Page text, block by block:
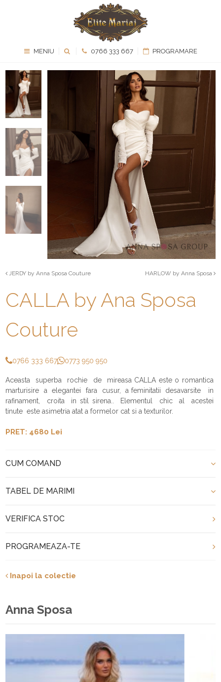
MENIU 0766 333 667 PROGRAMARE
JERDY by Anna Sposa Couture HARLOW by Anna Sposa
CALLA by Ana Sposa
Couture
0766 333 667 0773 950 950
Aceasta superba rochie de mireasa CALLA este o romantica
marturisire a elegantei fara cusur, a feminitatii desavarsite in
rafinament, croita in stil sirena.. Elementul chic al acestei
tinute este asimetria atat a formelor cat si a texturilor.
PRET: 4680 Lei
CUM COMAND
TABEL DE MARIMI
VERIFICA STOC
PROGRAMEAZA-TE
Inapoi la colectie
Anna Sposa